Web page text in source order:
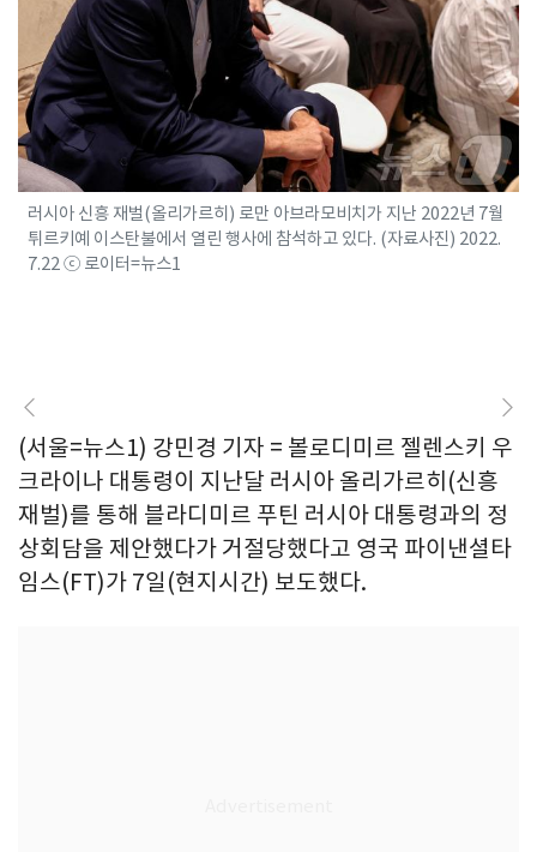
러시아 신흥 재벌(올리가르히) 로만 아브라모비치가 지난 2022년 7월
튀르키예 이스탄불에서 열린 행사에 참석하고 있다. (자료사진) 2022.
7.22 ⓒ 로이터=뉴스1
(서울=뉴스1) 강민경 기자 = 볼로디미르 젤렌스키 우
크라이나 대통령이 지난달 러시아 올리가르히(신흥
재벌)를 통해 블라디미르 푸틴 러시아 대통령과의 정
상회담을 제안했다가 거절당했다고 영국 파이낸셜타
임스(FT)가 7일(현지시간) 보도했다.